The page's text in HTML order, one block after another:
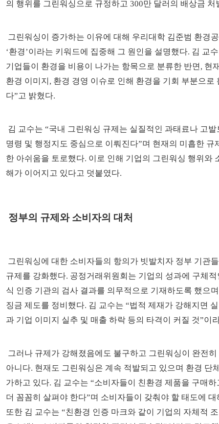
의 행위를 그린워싱으로 규정하고 300만 달러의 배상금 처
그린워싱이 증가하는 이유에 대해 우리대학 김준범 환경
‘환경’이라는 키워드에 집중해 그 원인을 설명했다. 김 교
기업들이 환경을 비용이 나가는 항목으로 분류한 반면, 현
환경 이미지, 환경 경영 이슈로 인해 환경을 기회 부분으로
다”고 밝혔다.
김 교수는 “국내 그린워싱 규제는 실질적인 과태료나 고
명령 및 행정지도 중심으로 이뤄진다”며 현재의 미흡한 규
한 아쉬움을 토로했다. 이로 인해 기업의 그린워싱 행위와
해가 이어지고 있다고 덧붙였다.
정부의 규제와 소비자의 대처
그린워싱에 대한 소비자들의 항의가 빗발치자 정부 기관
규제를 강화했다. 공정거래위원회는 기업의 성과에 구체
식 인증 기관의 검사 결과를 의무적으로 기재하도록 했으
징금 제도를 정비했다. 김 교수는 “법적 제재가 강해지면
과 기업 이미지 실추 및 매출 하락 등의 타격이 커질 것”이
그러나 규제가 강해졌음에도 불구하고 그린워싱이 완전
아니다. 현재도 그린워싱은 계속 적발되고 있으며 환경 단
가하고 있다. 김 교수는 “소비자들이 친환경 제품을 구매
더 꼼꼼히 살펴야 한다”며 소비자들이 갖춰야 할 태도에
또한 김 교수는 “친환경 인증 마크와 같이 기업의 자체적